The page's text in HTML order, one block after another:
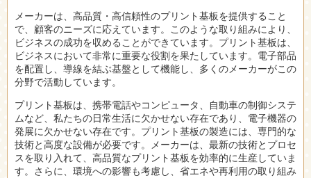
メーカーは、高品質・高信頼性のプリント基板を提供すること
で、顧客のニーズに応えています。このような取り組みにより、
ビジネスの成功を収めることができています。プリント基板は、
ビジネスにおいて非常に重要な役割を果たしています。電子部品
を配置し、導線を結ぶ基盤として機能し、多くのメーカーがこの
分野で活動しています。
プリント基板は、携帯電話やコンピュータ、自動車の制御システ
ムなど、私たちの日常生活に欠かせない存在であり、電子機器の
発展に欠かせない存在です。プリント基板の製造には、専門的な
技術と高度な設備が必要です。メーカーは、最新の技術とプロセ
スを取り入れて、高品質なプリント基板を効率的に生産していま
す。さらに、環境への影響も考慮し、省エネや再利用の取り組み